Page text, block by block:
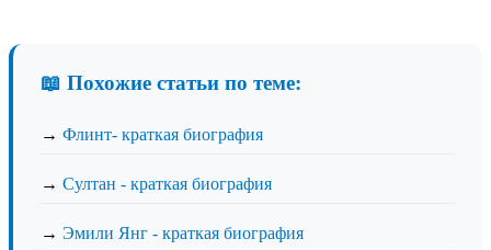
📖 Похожие статьи по теме:
→ Флинт- краткая биография
→ Султан - краткая биография
→ Эмили Янг - краткая биография